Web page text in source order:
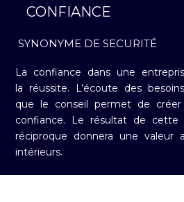
CONFIANCE
SYNONYME DE SECURITÉ
La confiance dans une
la réussite. L’écoute des
que le conseil permet de
confiance. Le résultat de cette
réciproque donnera une valeur
intérieurs.